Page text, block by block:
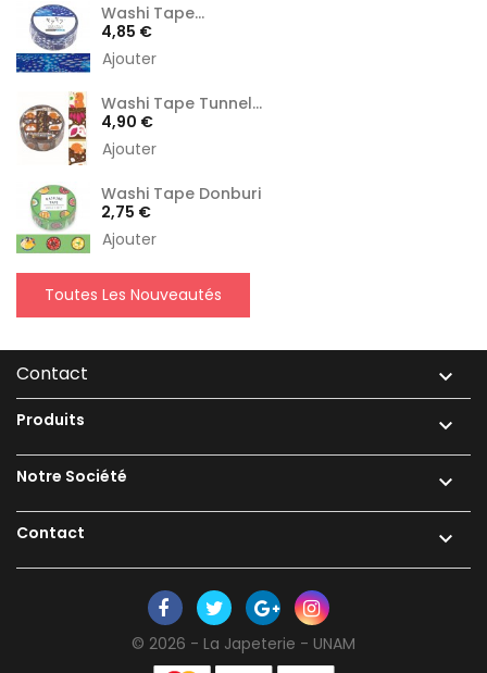
Washi Tape...
Prix
4,85 €
Ajouter
Washi Tape Tunnel...
Prix
4,90 €
Ajouter
Washi Tape Donburi
Prix
2,75 €
Ajouter
Toutes Les Nouveautés
Contact 
Produits 
Notre Société 
Contact 
© 2026 - La Japeterie - UNAM